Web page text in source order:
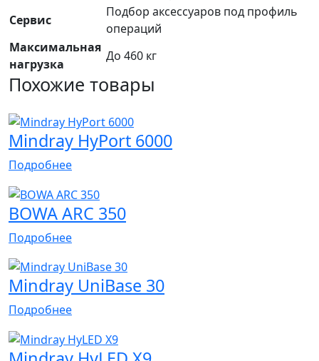
Сервис
Подбор аксессуаров под профиль
операций
Максимальная
нагрузка
До 460 кг
Похожие товары
Mindray HyPort 6000
Подробнее
BOWA ARC 350
Подробнее
Mindray UniBase 30
Подробнее